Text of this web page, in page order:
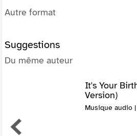
Autre format
Suggestions
Du même auteur
It's Your
Version)
Musique audio